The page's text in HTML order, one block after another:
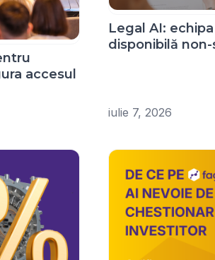
accesul
Legal AI:
disponibilă
iulie 7, 2026